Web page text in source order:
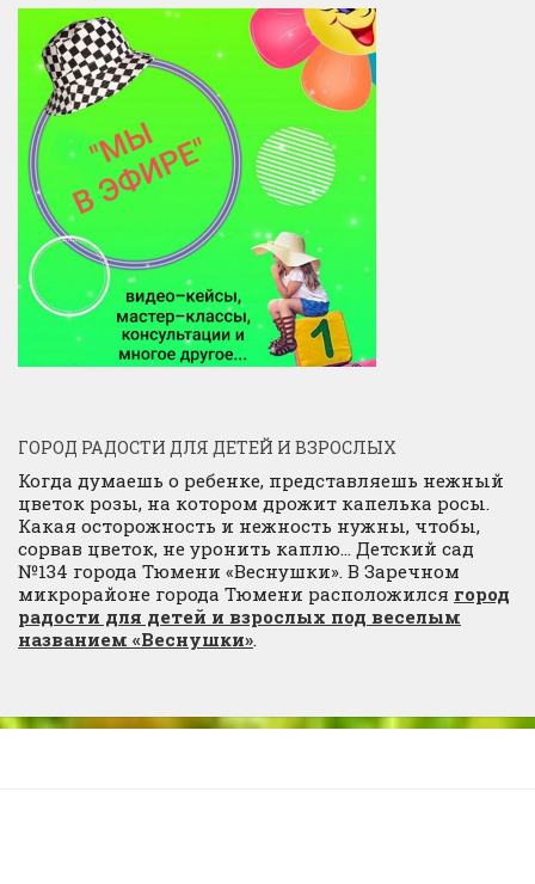
ГОРОД РАДОСТИ ДЛЯ ДЕТЕЙ И ВЗРОСЛЫХ
Когда думаешь о ребенке, представляешь нежный
цветок розы, на котором дрожит капелька росы.
Какая осторожность и нежность нужны, чтобы,
сорвав цветок, не уронить каплю… Детский сад
№134 города Тюмени «Веснушки». В Заречном
микрорайоне города Тюмени расположился город
радости для детей и взрослых под веселым
названием «Веснушки».